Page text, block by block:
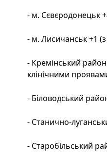
- м. Сєвєродонецьк
- м. Лисичанськ +1
- Кремінський
клінічними
- Біловодський
- Станично-
- Старобільський